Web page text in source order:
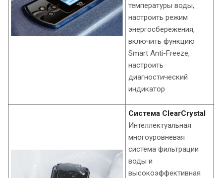
температуры воды,
настроить режим
энергосбережения,
включить функцию
Smart Anti-Freeze,
настроить
диагностический
индикатор
Система ClearCrystal
Интеллектуальная
многоуровневая
система фильтрации
воды и
высокоэффективная